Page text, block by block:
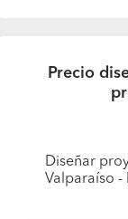
Precio
Diseñar
Valparaíso